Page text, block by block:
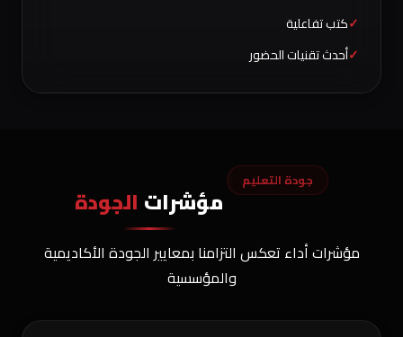
كتب تفاعلية
أحدث تقنيات الحضور
جودة التعليم
مؤشرات الجودة
مؤشرات أداء تعكس التزامنا بمعايير الجودة الأكاديمية
والمؤسسية